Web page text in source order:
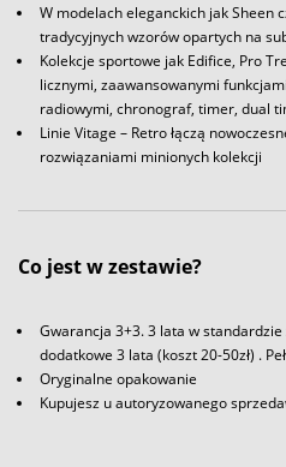
W modelach eleganckich jak Sheen
tradycyjnych wzorów opartych na
Kolekcje sportowe jak Edifice, Pro
licznymi, zaawansowanymi
radiowymi, chronograf, timer, dual
Linie Vitage – Retro łączą
rozwiązaniami minionych kolekcji
Co jest w zestawie?
Gwarancja 3+3. 3 lata w
dodatkowe 3 lata (koszt 20-50zł) .
Oryginalne opakowanie
Kupujesz u autoryzowanego